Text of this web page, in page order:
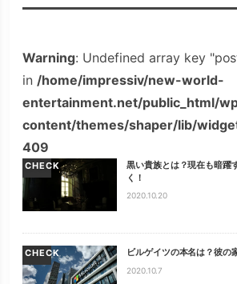
Warning: Undefined array key
in /home/impressiv/new-world-
entertainment.net/public_html/
content/themes/shaper/lib/
409
CHECK
黒い貴族とは？現在も暗躍
く！
2020.10.20
CHECK ビルゲイツの本名は？彼の
2020.10.7